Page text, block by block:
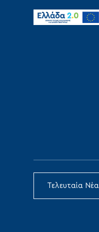
Τελευταία Νέα